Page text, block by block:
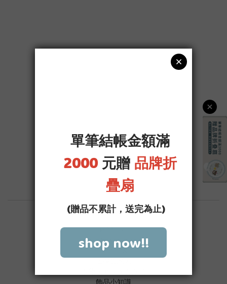
購物須知
運送政策
海外寄送
退換貨政策
飾品小知識